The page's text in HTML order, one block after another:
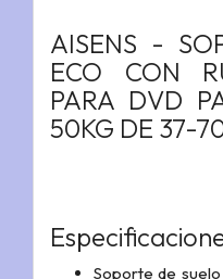
AISENS -
ECO CON
PARA DVD
50KG DE 37-
Soporte de